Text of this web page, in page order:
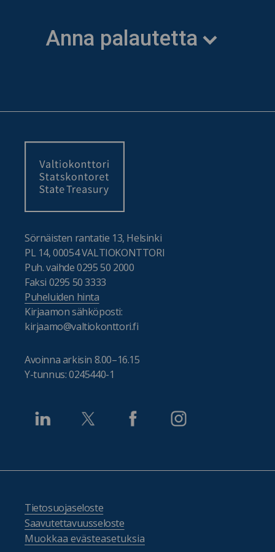
Anna palautetta
Sörnäisten rantatie 13, Helsinki
PL 14, 00054 VALTIOKONTTORI
Puh. vaihde 0295 50 2000
Faksi 0295 50 3333
Puheluiden hinta
Kirjaamon sähköposti:
kirjaamo@valtiokonttori.fi
Avoinna arkisin 8.00–16.15
Y-tunnus: 0245440-1
Tietosuojaseloste
Saavutettavuusseloste
Muokkaa evästeasetuksia